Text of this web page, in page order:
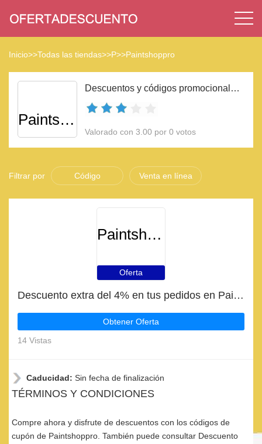
Inicio>>Todas las tiendas>>P>>Paintshoppro
Paintshoppro
Descuentos y códigos promocionales Paintshoppro 2023
Valorado con 3.00 por 0 votos
Filtrar por Código Venta en línea
Paintshoppro
Oferta
Descuento extra del 4% en tus pedidos en Paintshoppro
Obtener Oferta
14 Vistas
Caducidad: Sin fecha de finalización
TÉRMINOS Y CONDICIONES
Compre ahora y disfrute de descuentos con los códigos de
cupón de Paintshoppro. También puede consultar Descuento